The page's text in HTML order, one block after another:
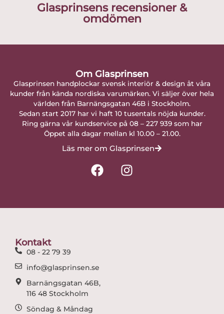
Glasprinsens recensioner &
omdömen
Om Glasprinsen
Glasprinsen handplockar svensk interiör & design åt våra
kunder från kända nordiska varumärken. Vi säljer över hela
världen från Barnängsgatan 46B i Stockholm.
Sedan start 2017 har vi haft 10 tusentals nöjda kunder.
Ring gärna vår kundservice på 08 – 227 939 som har
Öppet alla dagar mellan kl 10.00 – 21.00.
Läs mer om Glasprinsen
F
a
I
n
Kontakt
08 - 22 79 39
info@glasprinsen.se
Barnängsgatan 46B,
116 48 Stockholm
Söndag & Måndag